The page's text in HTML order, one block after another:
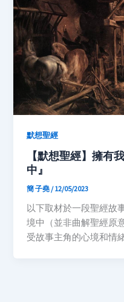
默想聖經
【默想聖經】擁有
中』
簡 子堯/12/05/2023
以下取材於一段聖經故
境中（並非曲解聖經原
受故事主角的心境和情